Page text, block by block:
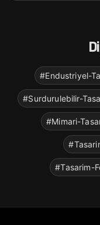
#Endustriyel-
#Surdurulebilir-
#Mimari-
#Tasarim-